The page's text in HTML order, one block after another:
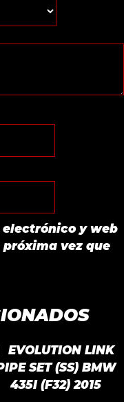
electrónico y web
vez que